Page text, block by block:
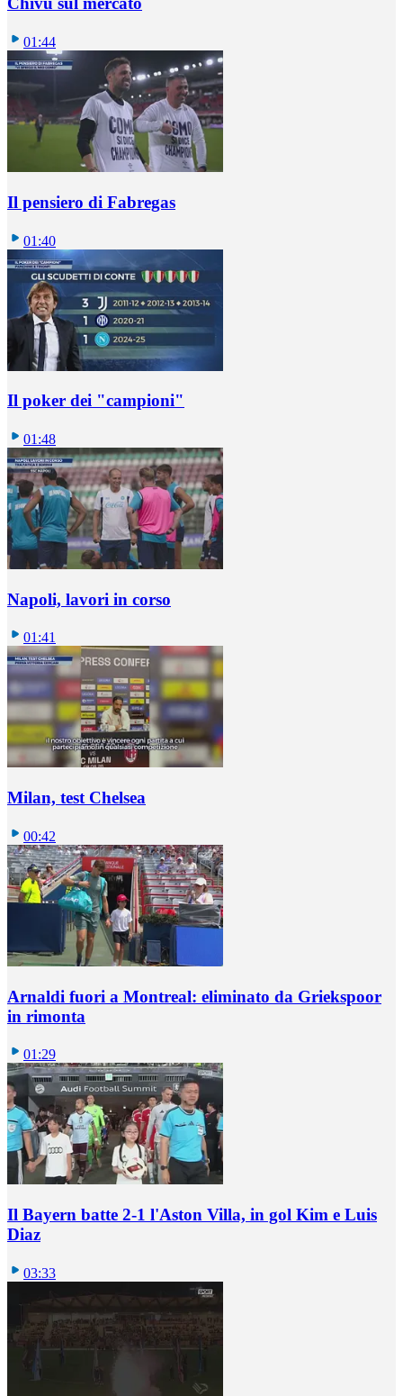
01:44
Il pensiero di Fabregas
01:40
Il poker dei "campioni"
01:48
Napoli, lavori in corso
01:41
Milan, test Chelsea
00:42
Arnaldi fuori a Montreal: eliminato da Griekspoor
in rimonta
01:29
Il Bayern batte 2-1 l'Aston Villa, in gol Kim e Luis
Diaz
03:33